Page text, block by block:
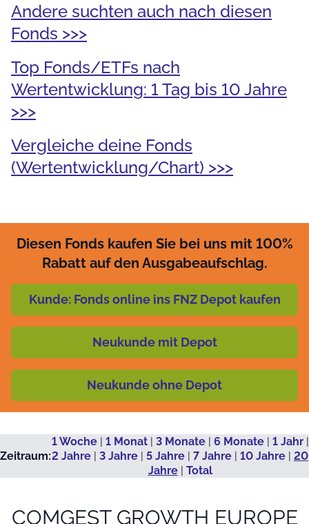
Andere suchten auch nach diesen
Fonds >>>
Top Fonds/ETFs nach
Wertentwicklung: 1 Tag bis 10 Jahre
>>>
Vergleiche deine Fonds
(Wertentwicklung/Chart) >>>
Diesen Fonds kaufen Sie bei uns mit 100%
Rabatt auf den Ausgabeaufschlag.
Kunde: Fonds online ins FNZ Depot kaufen
Neukunde mit Depot
Neukunde ohne Depot
Zeitraum:
1 Woche| 1 Monat| 3 Monate| 6 Monate| 1 Jahr|
2 Jahre | 3 Jahre | 5 Jahre | 7 Jahre | 10 Jahre | 20
Jahre| Total
COMGEST GROWTH EUROPE